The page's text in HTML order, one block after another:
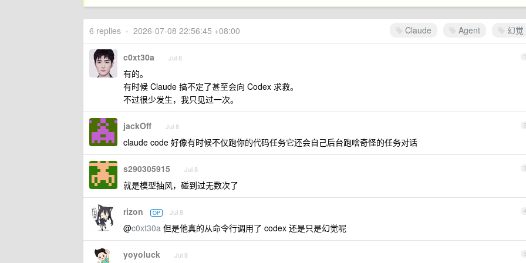
Claude Agent 幻觉
6 replies • 2026-07-08 22:56:45 +08:00
1
c0xt30a Jul 8
有的。
有时候 Claude 搞不定了甚至会向 Codex 求救。
不过很少发生，我只见过一次。
2
jackOff Jul 8
claude code 好像有时候不仅跑你的代码任务它还会自己后台跑啥奇怪的任务对话
3
s290305915 Jul 8
就是模型抽风，碰到过无数次了
4
rizon OP Jul 8
@c0xt30a 但是他真的从命令行调用了 codex 还是只是幻觉呢
5
yoyoluck Jul 8